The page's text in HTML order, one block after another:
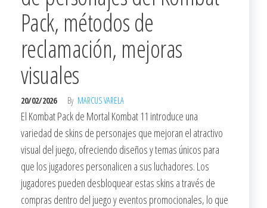
Pack, métodos de
reclamación, mejoras
visuales
20/02/2026 By MARCUS VARELA
El Kombat Pack de Mortal Kombat 11 introduce una
variedad de skins de personajes que mejoran el atractivo
visual del juego, ofreciendo diseños y temas únicos para
que los jugadores personalicen a sus luchadores. Los
jugadores pueden desbloquear estas skins a través de
compras dentro del juego y eventos promocionales, lo que